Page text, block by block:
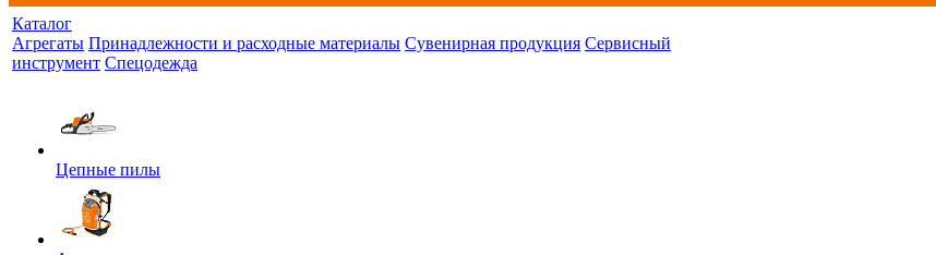
Каталог
Агрегаты Принадлежности и расходные материалы Сувенирная продукция Сервисный
инструмент Спецодежда
Цепные пилы